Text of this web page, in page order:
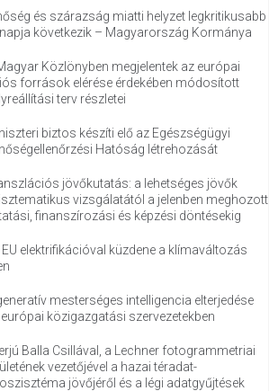
és szárazság miatti helyzet legkritikusabb
következik – Magyarország Kormánya
Közlönyben megjelentek az európai
források elérése érdekében módosított
terv részletei
biztos készíti elő az Egészségügyi
Hatóság létrehozását
jövőkutatás: a lehetséges jövők
vizsgálatától a jelenben meghozott
finanszírozási és képzési döntésekig
EU elektrifikációval küzdene a klímaváltozás
mesterséges intelligencia elterjedése
közigazgatási szervezetekben
Balla Csillával, a Lechner fotogrammetriai
vezetőjével a hazai téradat-
jövőjéről és a légi adatgyűjtések